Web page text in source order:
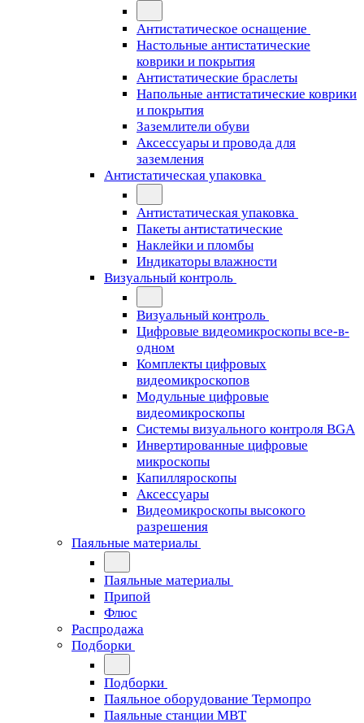
Антистатическое оснащение
Настольные антистатические
коврики и покрытия
Антистатические браслеты
Напольные антистатические коврики
и покрытия
Заземлители обуви
Аксессуары и провода для
заземления
Антистатическая упаковка
Антистатическая упаковка
Пакеты антистатические
Наклейки и пломбы
Индикаторы влажности
Визуальный контроль
Визуальный контроль
Цифровые видеомикроскопы все-в-
одном
Комплекты цифровых
видеомикроскопов
Модульные цифровые
видеомикроскопы
Cистемы визуального контроля BGA
Инвертированные цифровые
микроскопы
Капилляроскопы
Аксессуары
Видеомикроскопы высокого
разрешения
Паяльные материалы
Паяльные материалы
Припой
Флюс
Распродажа
Подборки
Подборки
Паяльное оборудование Термопро
Паяльные станции MBT